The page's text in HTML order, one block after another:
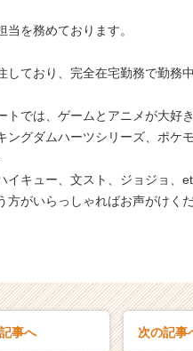
当を務めております。
しており、完全在宅勤務で勤務中
トでは、ゲームとアニメが大好
グダムハーツシリーズ、ポケ
イキュー、文スト、ジョジョ、
方がいらっしゃればお声がけく
事へ 次の記事